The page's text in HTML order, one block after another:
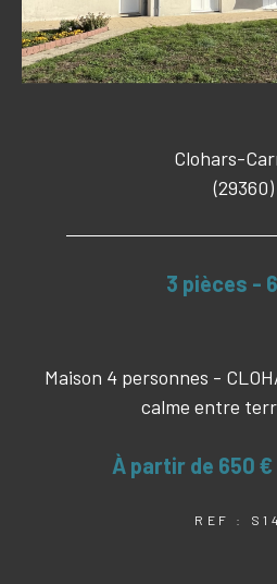
Clohars-
(29360)
3 pièces -
Maison 4 personnes -
calme entre
À partir de 650
REF :